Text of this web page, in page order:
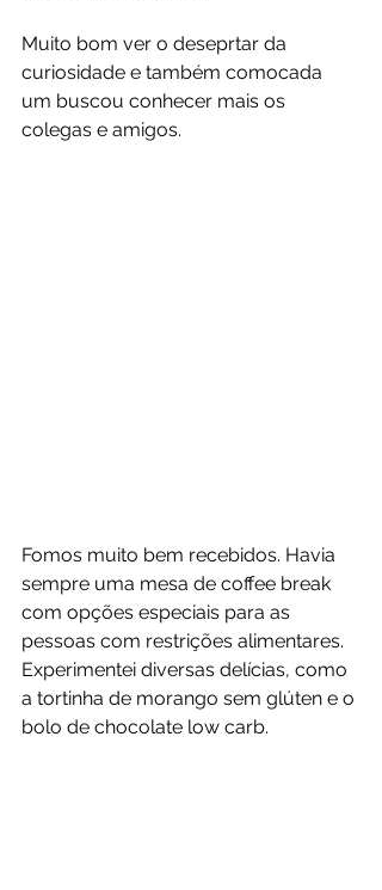
Muito bom ver o deseprtar da
curiosidade e também comocada
um buscou conhecer mais os
colegas e amigos.
Fomos muito bem recebidos. Havia
sempre uma mesa de coffee break
com opções especiais para as
pessoas com restrições alimentares.
Experimentei diversas delícias, como
a tortinha de morango sem glúten e o
bolo de chocolate low carb.